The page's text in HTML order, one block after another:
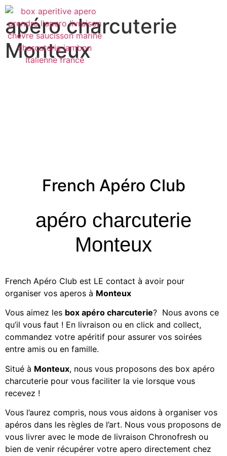
apéro charcuterie
Monteux
French Apéro Club
apéro charcuterie
Monteux
French Apéro Club est LE contact à avoir pour
organiser vos aperos à Monteux
Vous aimez les box apéro charcuterie? Nous avons ce
qu’il vous faut ! En livraison ou en click and collect,
commandez votre apéritif pour assurer vos soirées
entre amis ou en famille.
Situé à Monteux, nous vous proposons des box apéro
charcuterie pour vous faciliter la vie lorsque vous
recevez !
Vous l’aurez compris, nous vous aidons à organiser vos
apéros dans les règles de l’art. Nous vous proposons de
vous livrer avec le mode de livraison Chronofresh ou
bien de venir récupérer votre apero directement chez